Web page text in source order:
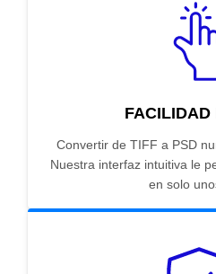
FACILIDAD
Convertir de TIFF a PSD
Nuestra interfaz intuitiva le
en solo